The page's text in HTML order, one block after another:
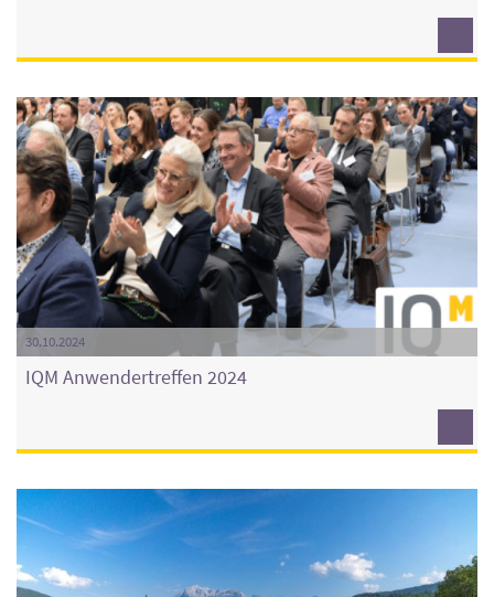
30.10.2024
IQM Anwendertreffen 2024